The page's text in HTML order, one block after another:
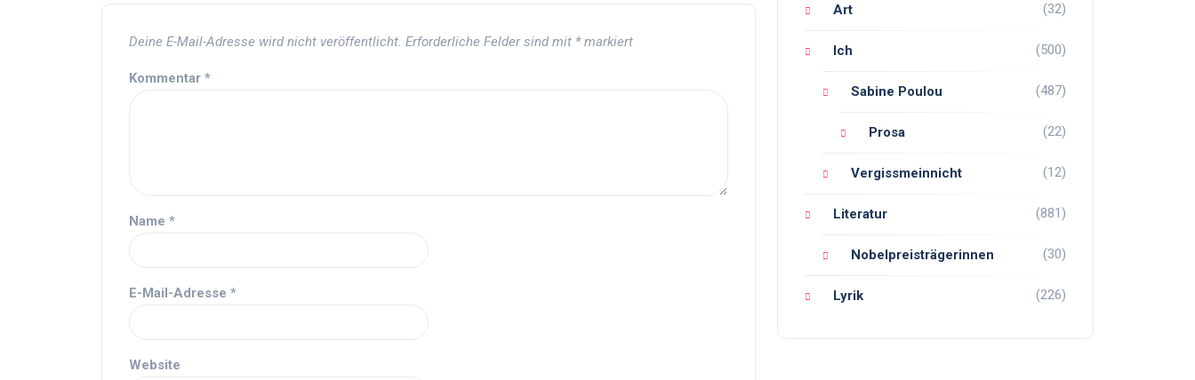
Deine E-Mail-Adresse wird nicht veröffentlicht. Erforderliche Felder sind mit *markiert
Kommentar *
Name *
E-Mail-Adresse *
Website
Art (32)
Ich (500)
Sabine Poulou (487)
Prosa (22)
Vergissmeinnicht (12)
Literatur (881)
Nobelpreisträgerinnen (30)
Lyrik (226)